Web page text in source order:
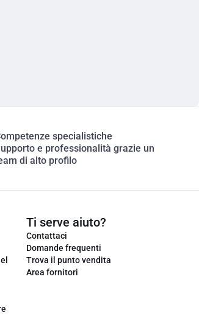
specialistiche
e professionalità grazie un
di alto profilo
Ti serve aiuto?
Contattaci
Domande frequenti
Trova il punto vendita
Area fornitori